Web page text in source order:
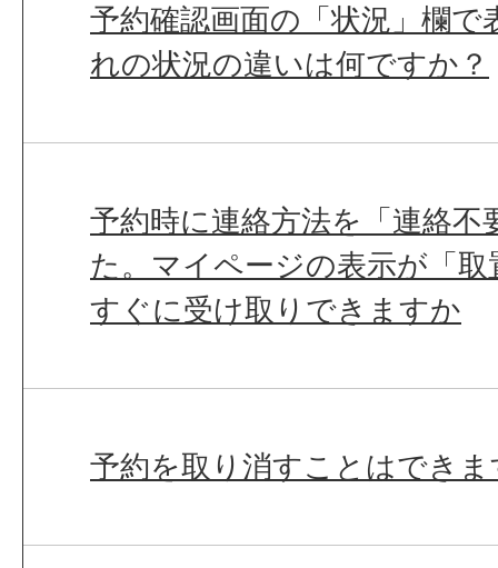
予約確認画面の「状況」欄
れの状況の違いは何ですか？
予約時に連絡方法を「連絡不
た。マイページの表示が「
すぐに受け取りできますか
予約を取り消すことはでき